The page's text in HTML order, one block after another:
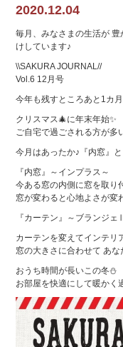
2020.12.04
毎月、みなさまの生活が
けしています♪
\\SAKURA JOURNAL//
Vol.6 12月号
今年も残すところあと1カ月
クリスマス🎄に年末年始✨
ご自宅で過ごされる方が多
今月はあったか♪『内窓』
『内窓』～インプラス～
今ある窓の内側に窓を取り
窓が変わると心地よさが変
『カーテン』～ブランジェ
カーテンを変えてインテリ
窓の大きさに合わせて あ
おうち時間が長いこの冬⛄
お部屋を快適にして暖かく